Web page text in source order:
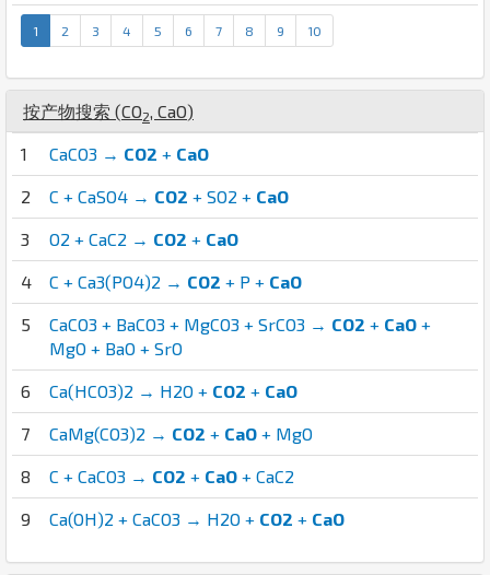
1 2 3 4 5 6 7 8 9 10
按产物搜索 (CO2, CaO)
1 CaCO3 → CO2 + CaO
2 C + CaSO4 → CO2 + SO2 + CaO
3 O2 + CaC2 → CO2 + CaO
4 C + Ca3(PO4)2 → CO2 + P + CaO
5 CaCO3 + BaCO3 + MgCO3 + SrCO3 → CO2 + CaO +
MgO + BaO + SrO
6 Ca(HCO3)2 → H2O + CO2 + CaO
7 CaMg(CO3)2 → CO2 + CaO + MgO
8 C + CaCO3 → CO2 + CaO + CaC2
9 Ca(OH)2 + CaCO3 → H2O + CO2 + CaO